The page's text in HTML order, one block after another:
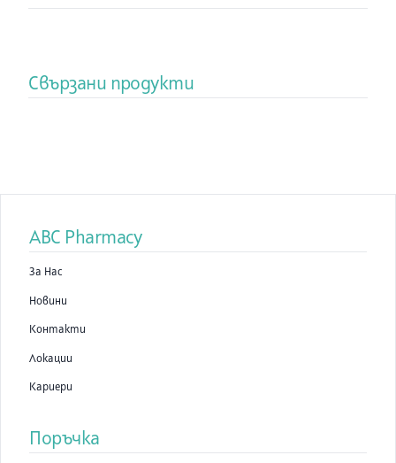
сърцето при хора с венозни заболявания.
Свързани продукти
ABC Pharmacy
За Нас
Новини
Контакти
Локации
Кариери
Поръчка